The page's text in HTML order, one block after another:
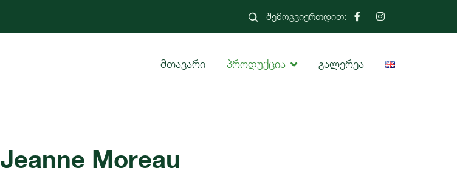
შემოგვიერთდით:
მთავარი პროდუქცია გალერეა
Jeanne Moreau